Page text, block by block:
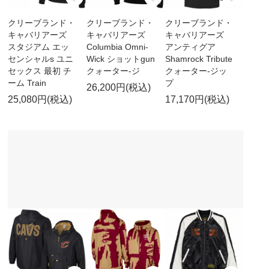
クリーブランド・
キャバリアーズ
スタジアム エッ
センシャルs ユニ
セックス 最初 チ
ーム Train
25,080円(税込)
クリーブランド・
キャバリアーズ
Columbia Omni-
Wick ショットgun
クォーター-ジ
26,200円(税込)
クリーブランド・
キャバリアーズ
アンティグア
Shamrock Tribute
クォーター-ジッ
プ
17,170円(税込)